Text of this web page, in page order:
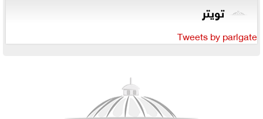
تويتر
Tweets by parlgate